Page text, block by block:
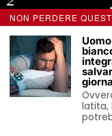
Trattative del 7
Ferragosto
gli
NON PERDERE
latita,